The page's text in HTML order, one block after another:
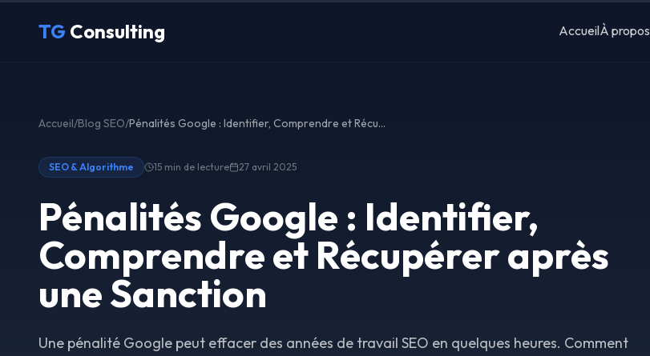
TG Consulting AccueilÀ propos
Accueil/Blog SEO/ Pénalités Google : Identifier, Comprendre et Récupérer après une Sanction
SEO & Algorithme 15 min de lecture 27 avril 2025
Pénalités Google : Identifier,
Comprendre et Récupérer après
une Sanction
Une pénalité Google peut effacer des années de travail SEO en quelques heures. Comment